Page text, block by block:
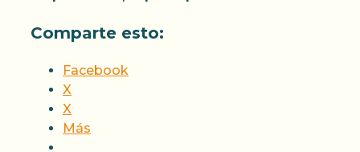
Comparte esto:
Facebook
X
X
Más